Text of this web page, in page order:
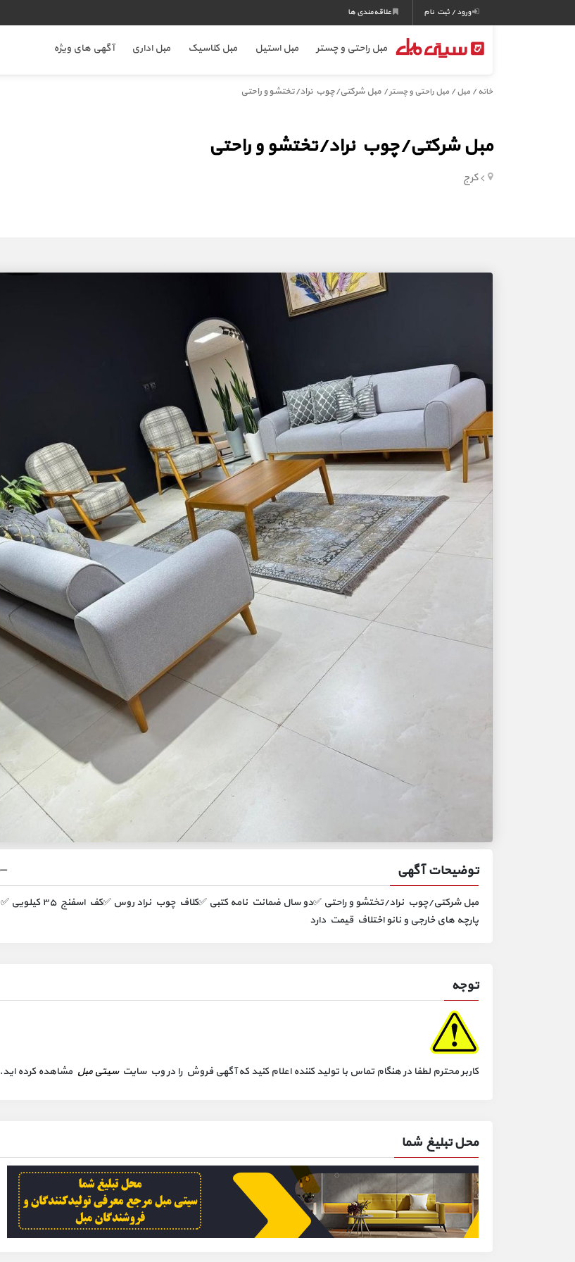
ورود / ثبت نام علاقه‌مندی ها
مبل راحتی و چستر مبل استیل مبل کلاسیک مبل اداری آگهی های ویژه
خانه / مبل/ مبل راحتی و چستر/ مبل شرکتی/چوب نراد/تختشو و راحتی
مبل شرکتی/چوب نراد/تختشو و راحتی
کرج
توضیحات آگهی
مبل شرکتی/چوب نراد/تختشو و راحتی ✅️دو سال ضمانت نامه کتبی ✅️کلاف چوب نراد روس ✅️کف اسفنج ۳۵ کیلویی ✅
پارچه های خارجی و نانو اختلاف قیمت دارد
توجه
کاربر محترم لطفا در هنگام تماس با تولید کننده اعلام کنید که آگهی فروش را در وب سایتسیتی مبل مشاهده کرده اید.
محل تبلیغ شما